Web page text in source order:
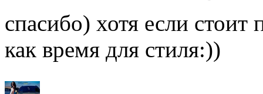
спасибо) хотя если стоит
как время для стиля:))